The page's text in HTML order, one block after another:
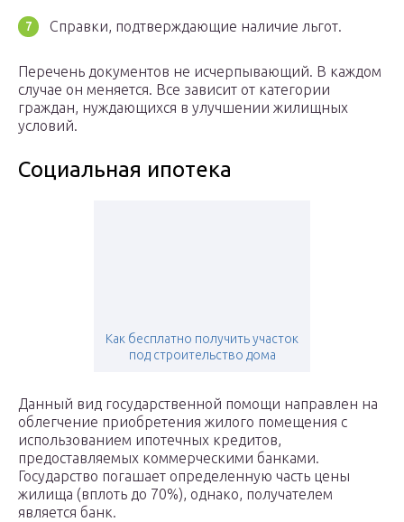
Справки, подтверждающие наличие льгот.
Перечень документов не исчерпывающий. В каждом
случае он меняется. Все зависит от категории
граждан, нуждающихся в улучшении жилищных
условий.
Социальная ипотека
Как бесплатно получить участок
под строительство дома
Данный вид государственной помощи направлен на
облегчение приобретения жилого помещения с
использованием ипотечных кредитов,
предоставляемых коммерческими банками.
Государство погашает определенную часть цены
жилища (вплоть до 70%), однако, получателем
является банк.